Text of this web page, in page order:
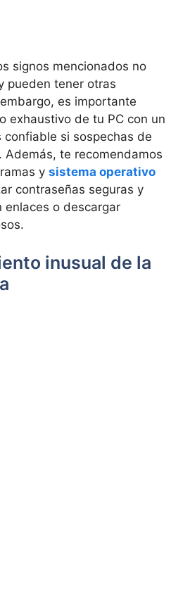
signos mencionados no
pueden tener otras
es importante
exhaustivo⁣ de tu PC con un
confiable​ si sospechas de
Además, te⁢ recomendamos
y sistema operativo
contraseñas seguras y
⁢o descargar
​inusual de la